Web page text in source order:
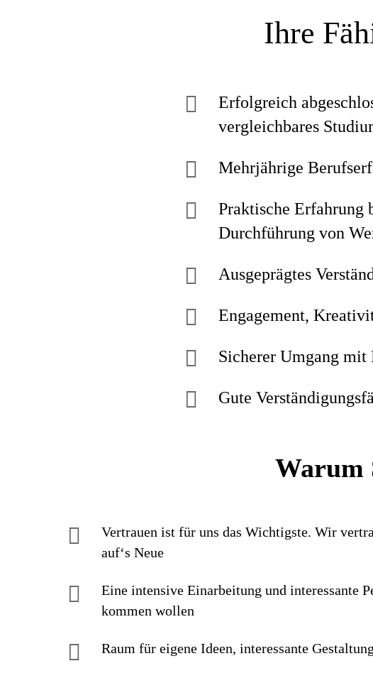
Ihre
Erfolgreich
vergleichbares
Mehrjährige
Praktische Erfahrung
Durchführung von
Ausgeprägtes
Engagement,
Sicherer Umgang mit
Gute
Warum
Vertrauen ist für uns das Wichtigste. Wir
auf‘s Neue
Eine intensive Einarbei­tung und interes­sante
kommen wollen
Raum für eigene Ideen, inte­res­sante